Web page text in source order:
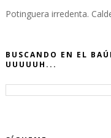
Potinguera irredenta.
BUSCANDO EN EL
UUUUUH...